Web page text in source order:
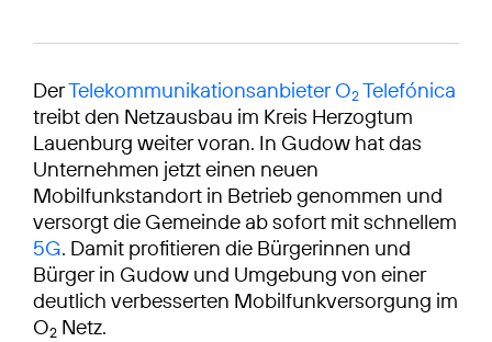
DerTelekommunikationsanbieter O2Telefónica
treibt den Netzausbau im Kreis Herzogtum
Lauenburg weiter voran. In Gudow hat das
Unternehmen jetzt einen neuen
Mobilfunkstandort in Betrieb genommen und
versorgt die Gemeinde ab sofort mit schnellem
5G. Damit profitieren die Bürgerinnen und
Bürger in Gudow und Umgebung von einer
deutlich verbesserten Mobilfunkversorgung im
O2 Netz.